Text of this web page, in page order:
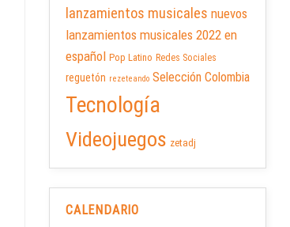
lanzamientos musicales nuevos
lanzamientos musicales 2022 en
español Pop Latino Redes Sociales
reguetón rezeteando Selección Colombia
Tecnología
Videojuegos zetadj
CALENDARIO